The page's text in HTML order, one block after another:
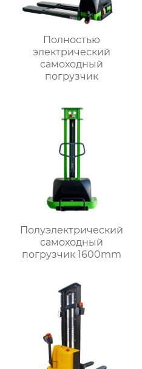
Полностью
электрический
самоходный
погрузчик
Полуэлектрический
самоходный
погрузчик 1600mm